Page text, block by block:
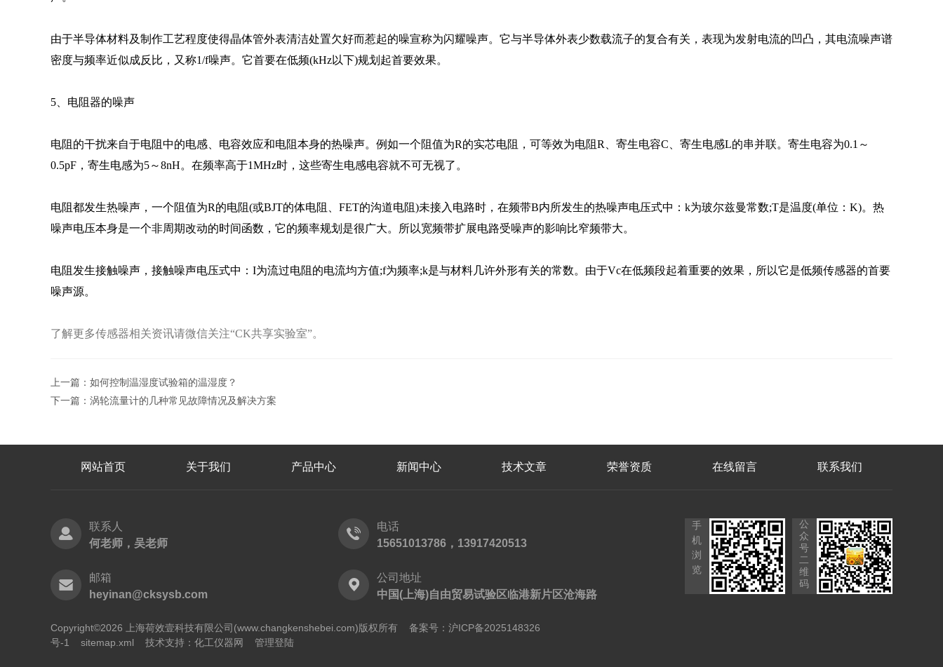
由于半导体材料及制作工艺程度使得晶体管外表清洁处置欠好而惹起的噪宣称为闪耀噪声。它与半导体外表少数载流子的复合有关，表现为发射电流的凹凸，其电流噪声谱
密度与频率近似成反比，又称1/f噪声。它首要在低频(kHz以下)规划起首要效果。
5、电阻器的噪声
电阻的干扰来自于电阻中的电感、电容效应和电阻本身的热噪声。例如一个阻值为R的实芯电阻，可等效为电阻R、寄生电容C、寄生电感L的串并联。寄生电容为0.1～
0.5pF，寄生电感为5～8nH。在频率高于1MHz时，这些寄生电感电容就不可无视了。
电阻都发生热噪声，一个阻值为R的电阻(或BJT的体电阻、FET的沟道电阻)未接入电路时，在频带B内所发生的热噪声电压式中：k为玻尔兹曼常数;T是温度(单位：K)。热
噪声电压本身是一个非周期改动的时间函数，它的频率规划是很广大。所以宽频带扩展电路受噪声的影响比窄频带大。
电阻发生接触噪声，接触噪声电压式中：I为流过电阻的电流均方值;f为频率;k是与材料几许外形有关的常数。由于Vc在低频段起着重要的效果，所以它是低频传感器的首要
噪声源。
了解更多传感器相关资讯请微信关注“CK共享实验室”。
上一篇： 如何控制温湿度试验箱的温湿度？
下一篇： 涡轮流量计的几种常见故障情况及解决方案
网站首页 关于我们 产品中心 新闻中心 技术文章 荣誉资质 在线留言 联系我们
联系人
何老师，吴老师
电话
15651013786，13917420513
邮箱
heyinan@cksysb.com
公司地址
中国(上海)自由贸易试验区临港新片区沧海路
手
机
浏
览
公
众
号
二
维
码
Copyright©2026 上海荷效壹科技有限公司(www.changkenshebei.com)版权所有 备案号：沪ICP备2025148326
号-1
sitemap.xml 技术支持： 化工仪器网 管理登陆